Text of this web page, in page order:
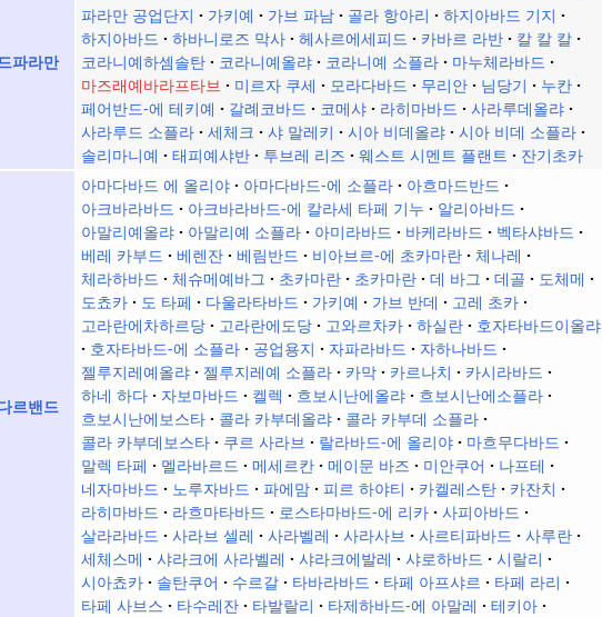
파라만
파라만 공업단지
가키예 가브 파남 골라 항아리
하지아바드 기지
하지아바드
하바니로즈 막사 헤사르에세피드 카바르 라반
칼 칼 칼
코라니예하셈솔탄
코라니예올랴 코라니예 소플라
마누체라바드
마즈래예바라프타브
미르자 쿠세 모라다바드 무리안 님당기
누칸
페어반드-에 테키예
갈례코바드 코메샤 라히마바드
사라루데올랴
사라루드 소플라
세체크 샤 말레키 시아 비데올랴
시아 비데 소플라
솔리마니예
태피예샤반 투브레 리즈 웨스트 시멘트 플랜트 잔기초카
르밴드
아마다바드 에 올리야 아마다바드-에 소플라
아흐마드반드
아크바라바드
아크바라바드-에 칼라세 타페 기누
알리아바드
아말리예올랴
아말리예 소플라 아미라바드 바케라바드
벡타샤바드
베레 카부드
베렌잔 베림반드 비아브르-에 초카마란
체나레
체라하바드
체슈메예바그 초카마란 초카마란 데 바그 데골
도체메
도쵸카
도 타페 다울라타바드 가키예 가브 반데
고레 초카
고라란에차하르당
고라란에도당 고와르차카 하실란
호자타바드이올랴
호자타바드-에 소플라
공업용지 자파라바드
자하나바드
젤루지레예올랴
젤루지레예 소플라 카막 카르나치
카시라바드
하네 하다
자보마바드 켈렉 흐보시난에올랴
흐보시난에소플라
흐보시난에보스타
콜라 카부데올랴
콜라 카부데 소플라
콜라 카부데보스타
쿠르 사라브 랄라바드-에 올리야
마흐무다바드
말렉 타페
멜라바르드 메세르칸 메이문 바즈 미안쿠어
나프테
네자마바드
노루자바드 파에맘 피르 하야티 카켈레스탄
카잔치
라히마바드
라흐마타바드 로스타마바드-에 리카
사피아바드
살라라바드
사라브 셀레 사라벨레 사라사브 사르티파바드
사루란
세체스메
샤라크에 사라벨레 샤라크에발레 샤로하바드
시랄리
시아쵸카
솔탄쿠어 수르갈 타바라바드 타페 아프샤르
타페 라리
타페 사브스
타수레잔 타발랄리 타제하바드-에 아말레
테키아